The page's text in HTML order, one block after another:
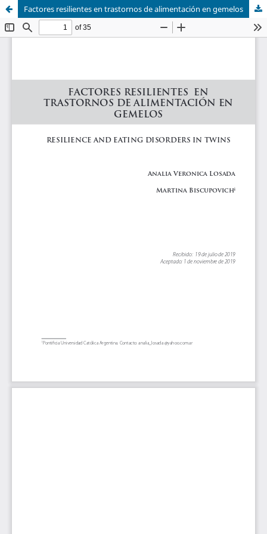
Factores resilientes en trastornos de alimentación en gemelos